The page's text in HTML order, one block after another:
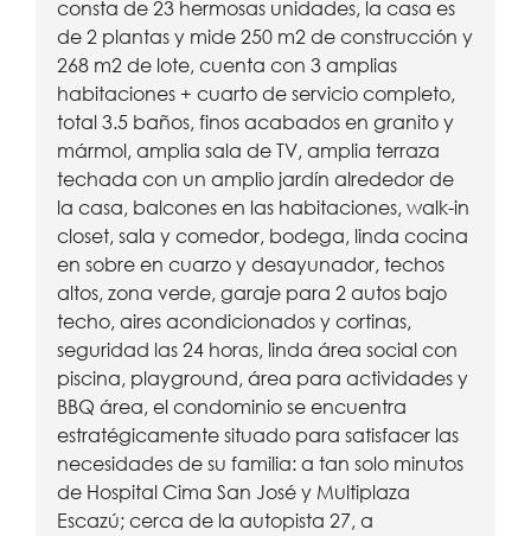
consta de 23 hermosas unidades, la casa es
de 2 plantas y mide 250 m2 de construcción y
268 m2 de lote, cuenta con 3 amplias
habitaciones + cuarto de servicio completo,
total 3.5 baños, finos acabados en granito y
mármol, amplia sala de TV, amplia terraza
techada con un amplio jardín alrededor de
la casa, balcones en las habitaciones, walk-in
closet, sala y comedor, bodega, linda cocina
en sobre en cuarzo y desayunador, techos
altos, zona verde, garaje para 2 autos bajo
techo, aires acondicionados y cortinas,
seguridad las 24 horas, linda área social con
piscina, playground, área para actividades y
BBQ área, el condominio se encuentra
estratégicamente situado para satisfacer las
necesidades de su familia: a tan solo minutos
de Hospital Cima San José y Multiplaza
Escazú; cerca de la autopista 27, a